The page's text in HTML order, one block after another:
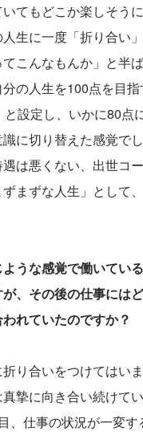
てもどこか楽しそう
生に一度「折り合い
こんなもんか」と半
の人生を100点を目
と設定し、いかに80点
に切り替えた感覚で
は悪くない、出世コ
まずな人生」として
うな感覚で働いてい
、その後の仕事には
れていたのですか？
り合いをつけてはい
摯に向き合い続けて
、仕事の状況が一変